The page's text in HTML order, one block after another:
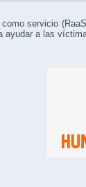
como servicio
ayudar a las